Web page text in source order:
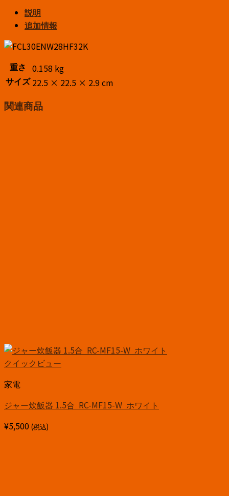
入
FCL30ENW28HF3/2K
個
説明
追加情報
重さ 0.158 kg
サイズ 22.5 × 22.5 × 2.9 cm
関連商品
クイックビュー
家電
ジャー炊飯器 1.5合 RC-MF15-W ホワイト
¥5,500 (税込)